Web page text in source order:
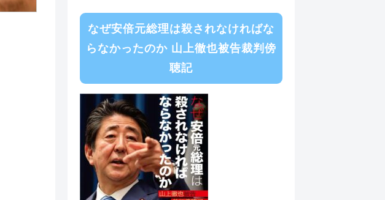
なぜ安倍元総理は殺されなければな
らなかったのか 山上徹也被告裁判傍
聴記